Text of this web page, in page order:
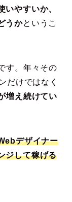
いやすいか、
うかというこ
す。年々その
だけではなく
増え続けてい
デザイナー
ジして稼げる